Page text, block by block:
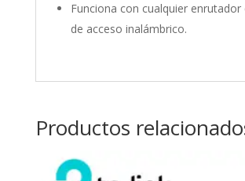
Funciona con cualquier
de acceso inalámbrico.
Productos